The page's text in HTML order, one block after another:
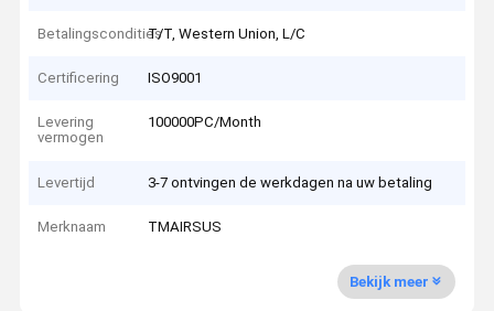
BetalingsconditiesT/T, Western Union, L/C
Certificering ISO9001
Levering
vermogen
100000PC/Month
Levertijd 3-7 ontvingen de werkdagen na uw betaling
Merknaam TMAIRSUS
Bekijk meer